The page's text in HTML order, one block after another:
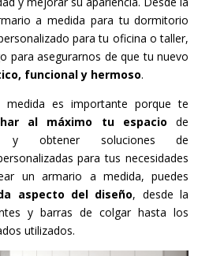
a medida para tu dormitorio
para tu oficina o taller,
para asegurarnos de que tu nuevo
funcional y hermoso.
medida es importante porque te
al máximo tu espacio de
y obtener soluciones de
para tus necesidades
un armario a medida, puedes
aspecto del diseño, desde la
y barras de colgar hasta los
utilizados.